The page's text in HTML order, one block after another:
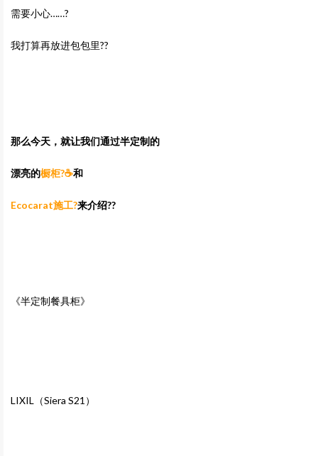
需要小心……?
我打算再放进包包里??
那么今天，就让我们通过半定制的
漂亮的橱柜?☕️和
Ecocarat施工?来介绍??
《半定制餐具柜》
LIXIL（Siera S21）